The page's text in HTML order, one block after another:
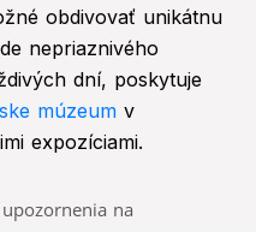
obdivovať unikátnu
nepriaznivého
dní, poskytuje
múzeum v
expozíciami.
na